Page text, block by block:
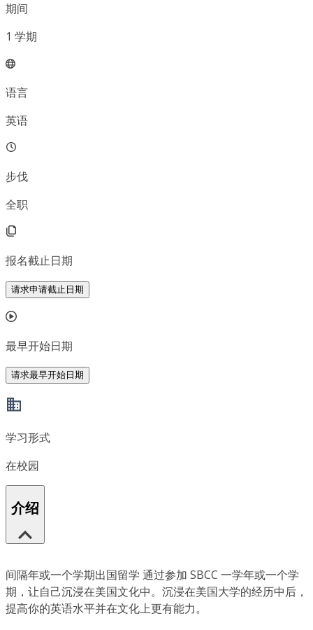
期间
1 学期
语言
英语
步伐
全职
报名截止日期
请求申请截止日期
最早开始日期
请求最早开始日期
学习形式
在校园
介绍
间隔年或一个学期出国留学 通过参加 SBCC 一学年或一个学
期，让自己沉浸在美国文化中。沉浸在美国大学的经历中后，
提高你的英语水平并在文化上更有能力。